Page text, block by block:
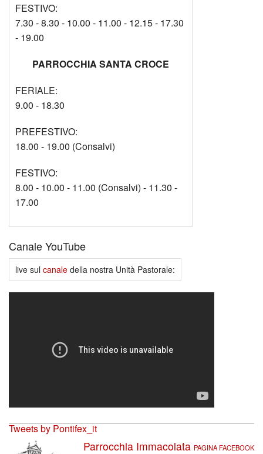
FESTIVO:
7.30 - 8.30 - 10.00 - 11.00 - 12.15 - 17.30
- 19.00
PARROCCHIA SANTA CROCE
FERIALE:
9.00 - 18.30
PREFESTIVO:
18.00 - 19.00 (Consalvi)
FESTIVO:
8.00 - 10.00 - 11.00 (Consalvi) - 11.30 -
17.00
Canale YouTube
live sul canale della nostra Unità Pastorale:
Tweets by Pontifex_it
Parrocchia Immacolata PAGINA FACEBOOK